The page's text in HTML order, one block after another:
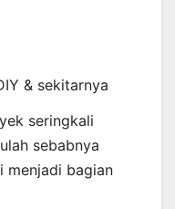
& sekitarnya
seringkali
sebabnya
menjadi bagian